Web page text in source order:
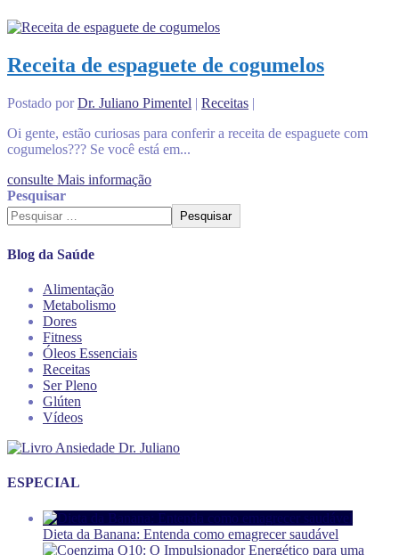
Receita de espaguete de cogumelos
Postado porDr. Juliano Pimentel | Receitas |
Oi gente, estão curiosas para conferir a receita de espaguete com
cogumelos??? Se você está em...
consulte Mais informação
Pesquisar
Pesquisar
Blog da Saúde
Alimentação
Metabolismo
Dores
Fitness
Óleos Essenciais
Receitas
Ser Pleno
Glúten
Vídeos
ESPECIAL
Dieta da Banana: Entenda como emagrecer saudável